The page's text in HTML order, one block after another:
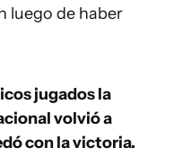
luego de haber
jugados la
volvió a
con la victoria.